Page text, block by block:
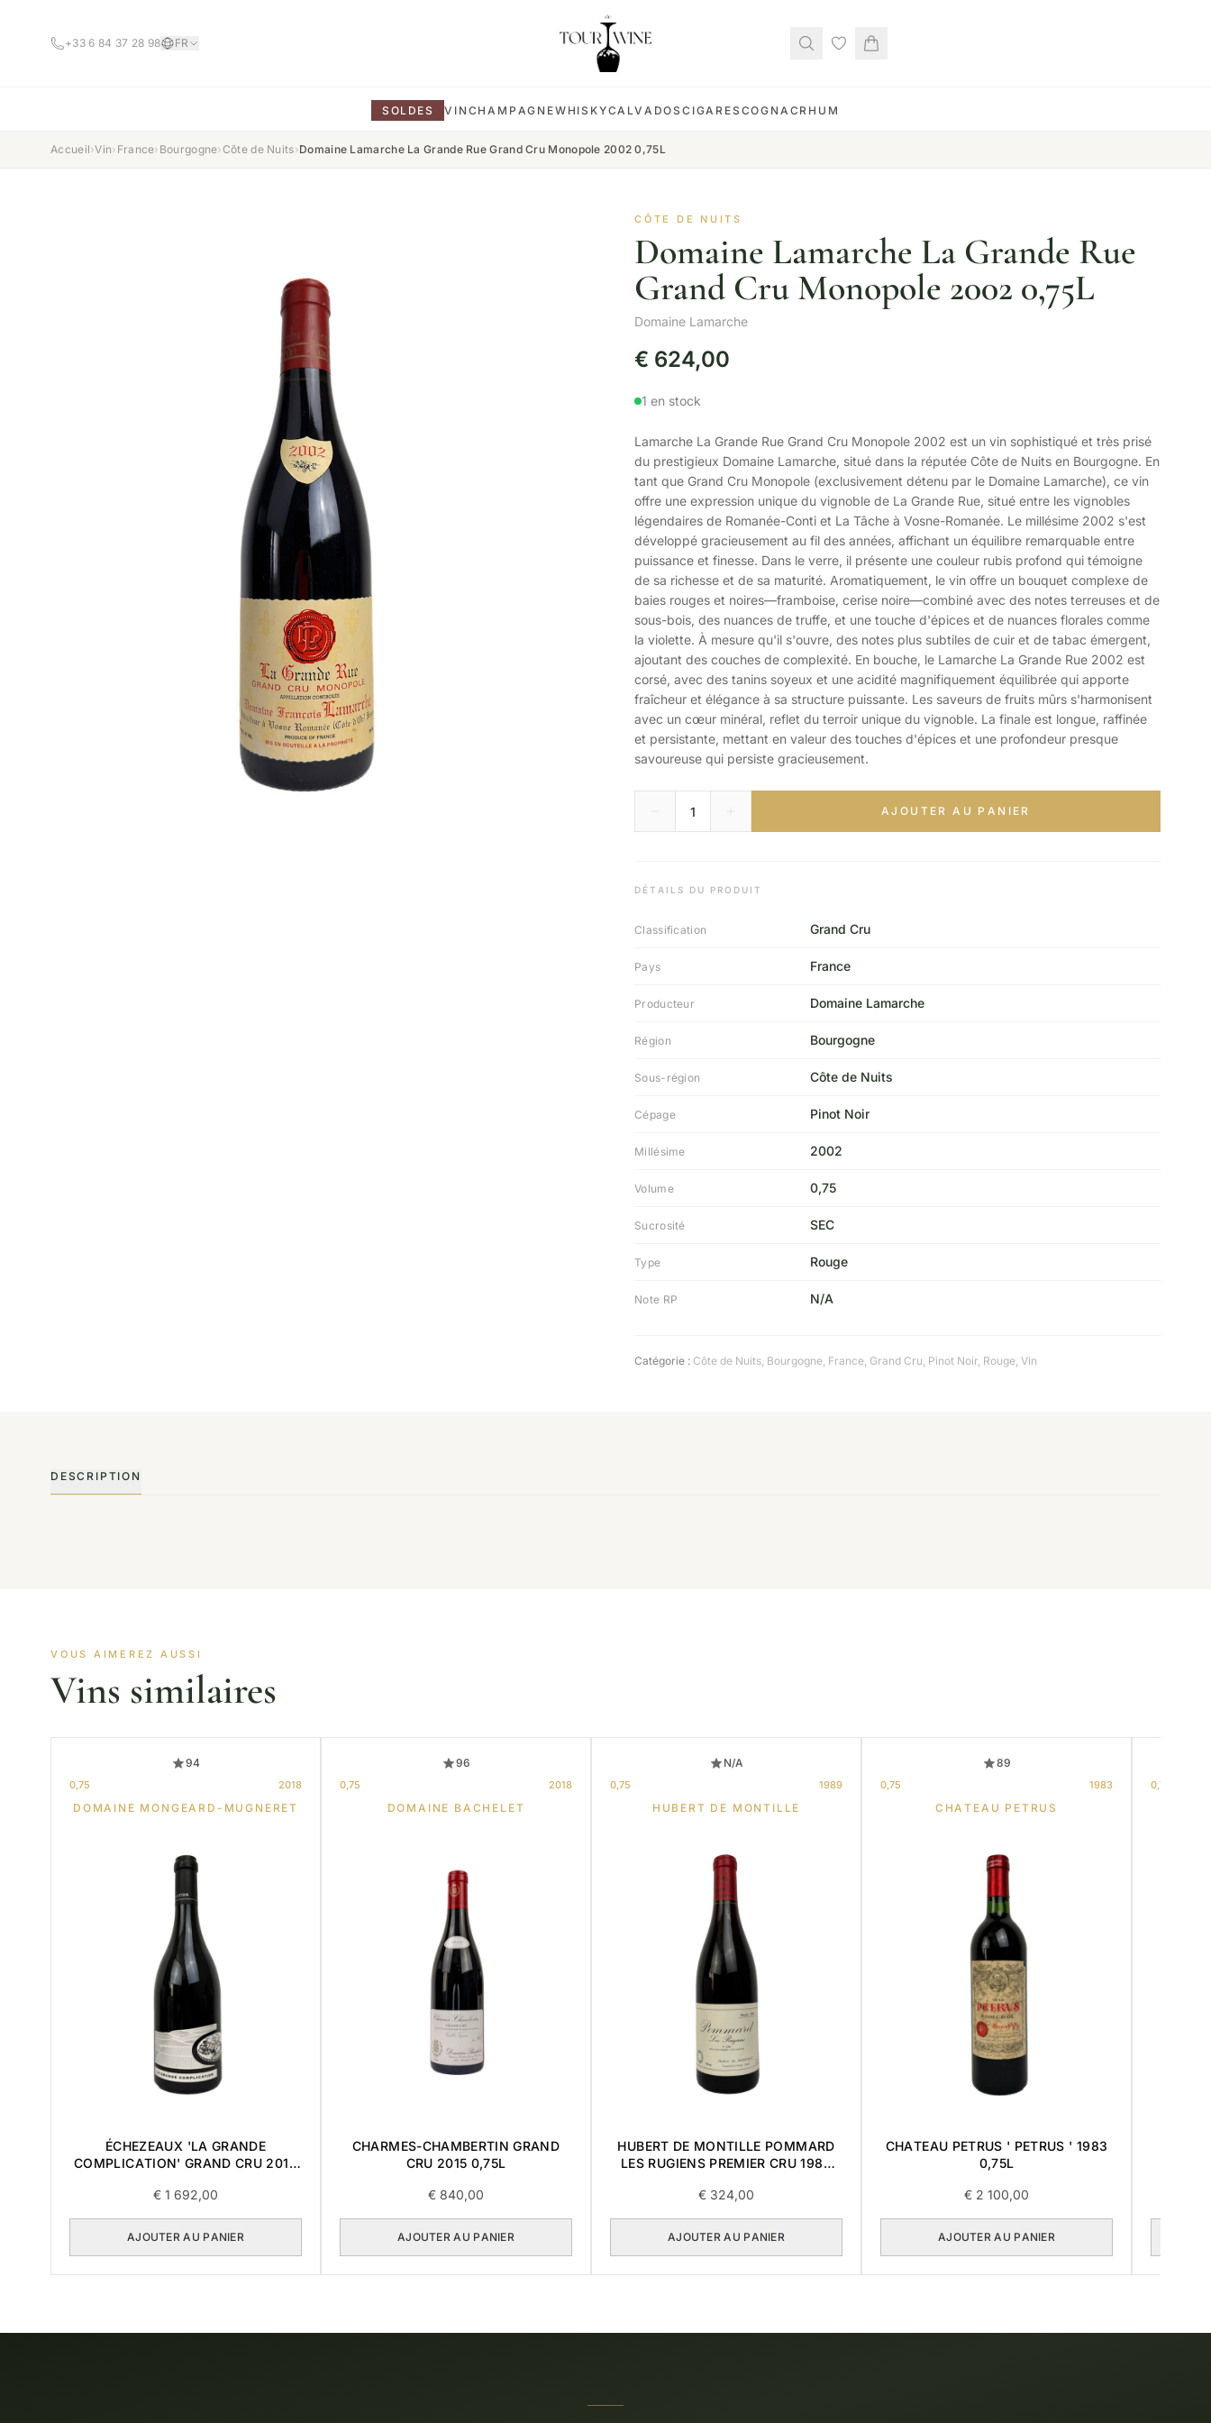
+33 6 84 37 28 98 FR
SOLDES VIN CHAMPAGNEWHISKYCALVADOS CIGARES COGNAC RHUM
Accueil›Vin› France› Bourgogne›Côte de Nuits›Domaine Lamarche La Grande Rue Grand Cru Monopole 2002 0,75L
CÔTE DE NUITS
Domaine Lamarche La Grande Rue
Grand Cru Monopole 2002 0,75L
Domaine Lamarche
€ 624,00
1 en stock
Lamarche La Grande Rue Grand Cru Monopole 2002 est un vin sophistiqué et très prisé
du prestigieux Domaine Lamarche, situé dans la réputée Côte de Nuits en Bourgogne. En
tant que Grand Cru Monopole (exclusivement détenu par le Domaine Lamarche), ce vin
offre une expression unique du vignoble de La Grande Rue, situé entre les vignobles
légendaires de Romanée-Conti et La Tâche à Vosne-Romanée. Le millésime 2002 s'est
développé gracieusement au fil des années, affichant un équilibre remarquable entre
puissance et finesse. Dans le verre, il présente une couleur rubis profond qui témoigne
de sa richesse et de sa maturité. Aromatiquement, le vin offre un bouquet complexe de
baies rouges et noires—framboise, cerise noire—combiné avec des notes terreuses et de
sous-bois, des nuances de truffe, et une touche d'épices et de nuances florales comme
la violette. À mesure qu'il s'ouvre, des notes plus subtiles de cuir et de tabac émergent,
ajoutant des couches de complexité. En bouche, le Lamarche La Grande Rue 2002 est
corsé, avec des tanins soyeux et une acidité magnifiquement équilibrée qui apporte
fraîcheur et élégance à sa structure puissante. Les saveurs de fruits mûrs s'harmonisent
avec un cœur minéral, reflet du terroir unique du vignoble. La finale est longue, raffinée
et persistante, mettant en valeur des touches d'épices et une profondeur presque
savoureuse qui persiste gracieusement.
AJOUTER AU PANIER
DÉTAILS DU PRODUIT
Classification Grand Cru
Pays France
Producteur Domaine Lamarche
Région Bourgogne
Sous-région Côte de Nuits
Cépage Pinot Noir
Millésime 2002
Volume 0,75
Sucrosité SEC
Type Rouge
Note RP N/A
Catégorie : Côte de Nuits, Bourgogne, France, Grand Cru, Pinot Noir, Rouge, Vin
DESCRIPTION
VOUS AIMEREZ AUSSI
Vins similaires
94
0,75 2018
DOMAINE MONGEARD-MUGNERET
ÉCHEZEAUX 'LA GRANDE
COMPLICATION' GRAND CRU 2018
€ 1 692,00
AJOUTER AU PANIER
96
0,75 2018
DOMAINE BACHELET
CHARMES-CHAMBERTIN GRAND
CRU 2015 0,75L
€ 840,00
AJOUTER AU PANIER
N/A
0,75 1989
HUBERT DE MONTILLE
HUBERT DE MONTILLE POMMARD
LES RUGIENS PREMIER CRU 1989
€ 324,00
AJOUTER AU PANIER
89
0,75 1983
CHATEAU PETRUS
CHATEAU PETRUS ' PETRUS ' 1983
0,75L
€ 2 100,00
AJOUTER AU PANIER
0,75